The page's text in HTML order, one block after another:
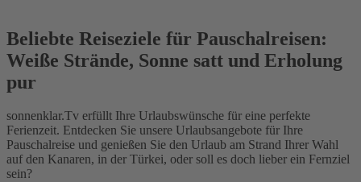
Beliebte Reiseziele für Pauschalreisen:
Weiße Strände, Sonne satt und Erholung
pur
sonnenklar.Tv erfüllt Ihre Urlaubswünsche für eine perfekte
Ferienzeit. Entdecken Sie unsere Urlaubsangebote für Ihre
Pauschalreise und genießen Sie den Urlaub am Strand Ihrer Wahl
auf den Kanaren, in der Türkei, oder soll es doch lieber ein Fernziel
sein?